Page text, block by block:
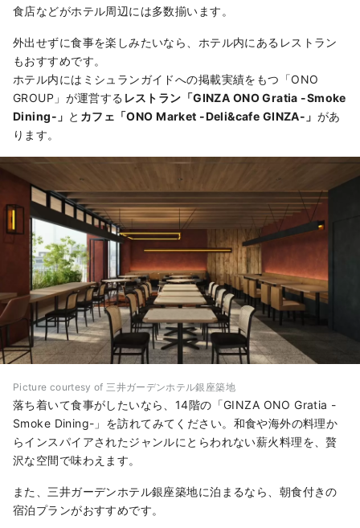
食店などがホテル周辺には多数揃います。
外出せずに食事を楽しみたいなら、ホテル内にあるレストラン
もおすすめです。
ホテル内にはミシュランガイドへの掲載実績をもつ「ONO
GROUP」が運営する レストラン「GINZA ONO Gratia -Smoke
Dining-」 と カフェ「ONO Market -Deli&cafe GINZA-」 があ
ります。
Picture courtesy of 三井ガーデンホテル銀座築地
落ち着いて食事がしたいなら、14階の「GINZA ONO Gratia -
Smoke Dining-」を訪れてみてください。和食や海外の料理か
らインスパイアされたジャンルにとらわれない薪火料理を、贅
沢な空間で味わえます。
また、三井ガーデンホテル銀座築地に泊まるなら、朝食付きの
宿泊プランがおすすめです。